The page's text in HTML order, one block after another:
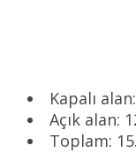
Kapalı
Açık alan:
Toplam: